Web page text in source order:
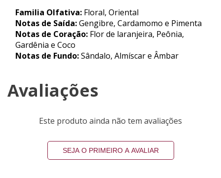
Familia Olfativa: Floral, Oriental
Notas de Saída:Gengibre, Cardamomo e Pimenta
Notas de Coração: Flor de laranjeira, Peônia,
Gardênia e Coco
Notas de Fundo:Sândalo, Almíscar e Âmbar
Avaliações
Este produto ainda não tem avaliações
SEJA O PRIMEIRO A AVALIAR